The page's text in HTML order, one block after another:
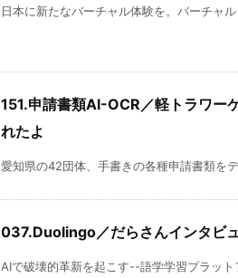
日本に新たなバーチャル体験を。バーチャ
151.申請書類AI-OCR／軽トラワ
れたよ
愛知県の42団体、手書きの各種申請書類を
037.Duolingo／だらさんインタビ
AIで破壊的革新を起こす--語学学習プラッ